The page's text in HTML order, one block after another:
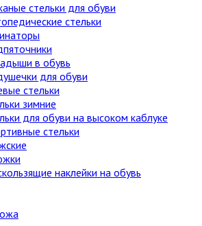
стельки для обуви
стельки
в обувь
для обуви
стельки
зимние
для обуви на высоком каблуке
стельки
наклейки на обувь